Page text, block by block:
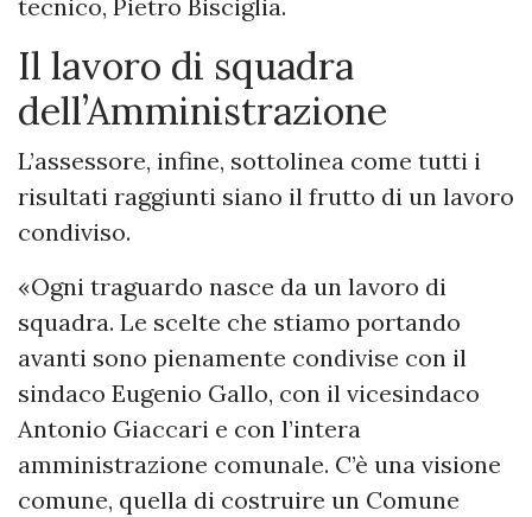
tecnico, Pietro Bisciglia.
Il lavoro di squadra
dell’Amministrazione
L’assessore, infine, sottolinea come tutti i
risultati raggiunti siano il frutto di un lavoro
condiviso.
«Ogni traguardo nasce da un lavoro di
squadra. Le scelte che stiamo portando
avanti sono pienamente condivise con il
sindaco Eugenio Gallo, con il vicesindaco
Antonio Giaccari e con l’intera
amministrazione comunale. C’è una visione
comune, quella di costruire un Comune